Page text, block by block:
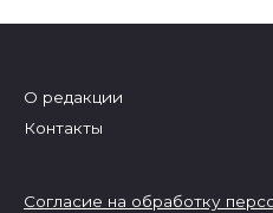
О редакции
Контакты
Согласие на обработку